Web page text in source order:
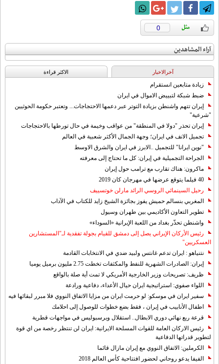
0
آراء المشاهدين
آخرالاخبار الاکثر قراءة
زيادة متابعين انستقرام
ضبط شبكة لتبييض الاموال في ايران
إيران تتهم واشنطن بزيادة التوتر عبر دعمها الاحتجاجات... وتعتبر حكومة الحوثيين
"شرعية"
إيران تحذر "دولا في المنطقة" من عواقب وخيمة في حال تورطها بالاحتجاجات
تجميل الانف في ايران؛ وجهة الجمال الأكثر شعبية في العالم
"نوين ايرانا" للتجميل ..الابرز في ايران والشرق الاوسط
الجراحة التجميلية في إيران: كل ما تحتاج إلى معرفته
ماكرون: هناك تقارب مع ترامب حول إيران
40 فيلما يتوقع عرضها في مهرجان كان 2019
رحيل السينمائي الروسي الرائد مارلن خوتسييف
المغربي بنسالم حميش يفوز بجائزة الشيخ زايد للكتاب في الآداب
تطوير التعاون الأكاديمي بين طهران وسيول
واشنطن تحذّر بغداد من اللعبة الإيرانية «السوداء»
رئيس الأركان الإيراني يصل إلى دمشق للقيام بجولة تفقدية لـ"المستشارين
العسكريين"
نتنياهو : ايران تدعم غانتس ولبيد ضدي في الانتخابات القادمة
إيران: الصادرات الشهریة للنفط والمكثفات تخطت 2.75 مليون برميل يوميا
ظريف: تصريحات وزير الخارجية الأمريكي لا تمت أية صلة بالواقع
اللواء صفوي: استراتيجية ايران حيال الأعداء، دفاعية ورادعة
سفير ايران في موسكو: لو حرمت ايران من مزايا الاتفاق النووي فلا مبرر لبقائها فيه
اطفال الأنابيب في إيران ، فقط بضع خطوات للوصول إلى احلامك
قرعة ربع نهائي دوري الابطال.. استقلال وبرسبوليس في مواجهات قطرية
رئيس الاركان العامة للقوات المسلحة الايرانية: ايران لن تنتظر رخصة من اي قوة
لتطوير قدراتها الدفاعية
الكرملين: الاتفاق النووي مع إيران مازال قائما
الفيفا يدعو روحاني لحضور افتتاحية كأس العالم 2018